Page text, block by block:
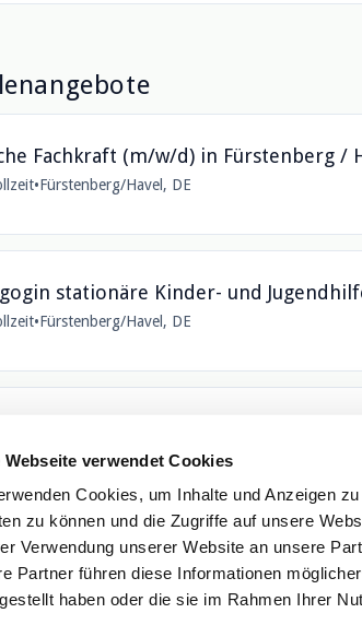
Webseite verwendet Cookies
Cookies, um Inhalte und Anzeigen
zu können und die Zugriffe auf unsere
Verwendung unserer Website an unsere
Partner führen diese Informationen
haben oder die sie im Rahmen Ihrer
Fachkraft (m/w/d) in Fürstenberg /
•Fürstenberg/Havel, DE
stationäre Kinder- und
•Fürstenberg/Havel, DE
•Fürstenberg/Havel, DE